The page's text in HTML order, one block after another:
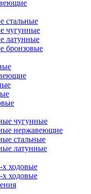
стальные
чугунные
латунные
бронзовые
чугунные
нержавеющие
стальные
латунные
ходовые
ходовые